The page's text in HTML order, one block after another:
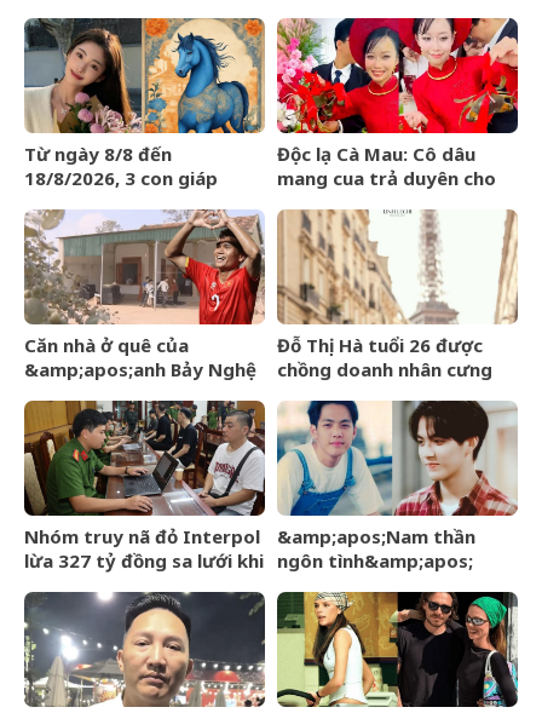
‘gây sốt’
Từ ngày 8/8 đến
18/8/2026, 3 con giáp
HIẾM CÓ, tiền bạc tự động
kéo về
Độc lạ Cà Mau: Cô dâu
mang cua trả duyên cho
Căn nhà ở quê của
&amp;apos;anh Bảy Nghệ
đình đám MXH
Đỗ Thị Hà tuổi 26 được
chồng doanh nhân cưng
rạng rỡ
Nhóm truy nã đỏ Interpol
lừa 327 tỷ đồng sa lưới khi
&amp;apos;Nam thần
ngôn tình&amp;apos;
U60 vẫn như thanh niên